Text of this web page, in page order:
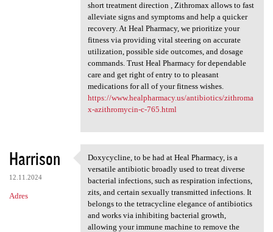
short treatment direction , Zithromax allows to fast
alleviate signs and symptoms and help a quicker
recovery. At Heal Pharmacy, we prioritize your
fitness via providing vital steering on accurate
utilization, possible side outcomes, and dosage
commands. Trust Heal Pharmacy for dependable
care and get right of entry to to pleasant
medications for all of your fitness wishes.
https://www.healpharmacy.us/antibiotics/zithroma
x-azithromycin-c-765.html
Harrison
12.11.2024
Adres
Doxycycline, to be had at
Doxycycline, to be had at Heal Pharmacy, is a
versatile antibiotic broadly used to treat diverse
bacterial infections, such as respiration infections,
zits, and certain sexually transmitted infections. It
belongs to the tetracycline elegance of antibiotics
and works via inhibiting bacterial growth,
allowing your immune machine to remove the